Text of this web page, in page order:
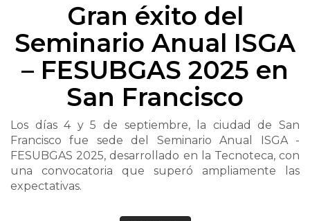
Gran éxito del
Seminario Anual ISGA
– FESUBGAS 2025 en
San Francisco
Los días 4 y 5 de septiembre, la ciudad de San
Francisco fue sede del Seminario Anual ISGA -
FESUBGAS 2025, desarrollado en la Tecnoteca, con
una convocatoria que superó ampliamente las
expectativas.